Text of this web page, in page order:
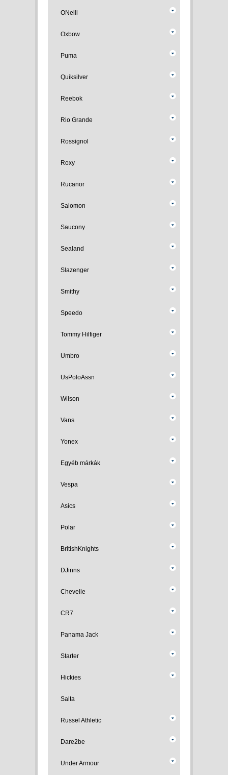
ONeill
Oxbow
Puma
Quiksilver
Reebok
Rio Grande
Rossignol
Roxy
Rucanor
Salomon
Saucony
Sealand
Slazenger
Smithy
Speedo
Tommy Hilfiger
Umbro
UsPoloAssn
Wilson
Vans
Yonex
Egyéb márkák
Vespa
Asics
Polar
BritishKnights
DJinns
Chevelle
CR7
Panama Jack
Starter
Hickies
Salta
Russel Athletic
Dare2be
Under Armour